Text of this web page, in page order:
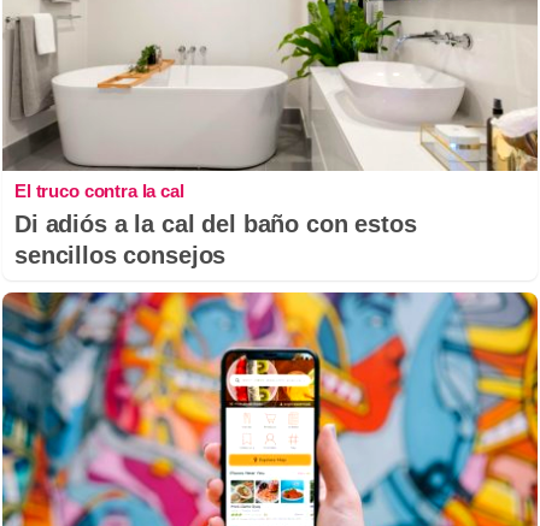
El truco contra la cal
Di adiós a la cal del baño con estos
sencillos consejos